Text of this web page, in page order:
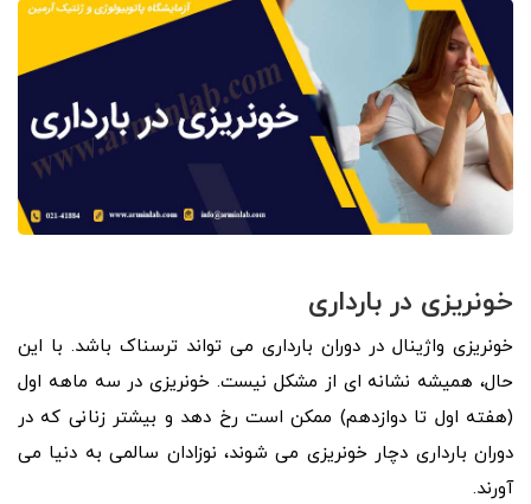
خونریزی در بارداری
خونریزی واژینال در دوران بارداری می تواند ترسناک باشد. با این
حال، همیشه نشانه ای از مشکل نیست. خونریزی در سه ماهه اول
(هفته اول تا دوازدهم) ممکن است رخ دهد و بیشتر زنانی که در
دوران بارداری دچار خونریزی می شوند، نوزادان سالمی به دنیا می
آورند.